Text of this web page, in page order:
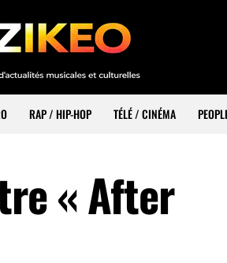
RAP / HIP-HOP TÉLÉ / CINÉMA
« After